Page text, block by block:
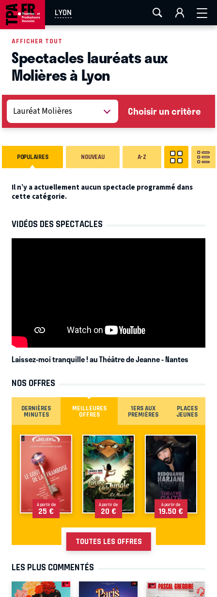
LYON
AIX-MARSEILLE LA ROCHELLE
EN TOURNÉE
AFFICHER TOUT
Spectacles lauréats aux
Molières à Lyon
Choisir un critère
POPULAIRES NOUVEAU A-Z
Il n’y a actuellement aucun spectacle programmé dans
cette catégorie.
VIDÉOS DES SPECTACLES
Laissez-moi tranquille ! au Théâtre de Jeanne- Nantes
NOS OFFRES
DERNIÈRES
MINUTES
MEILLEURES
OFFRES
1ERS AUX
PREMIÈRES
PLACES
JEUNES
À partir de
25 €
À partir de
20 €
À partir de
19.50 €
TOUTES LES OFFRES
LES PLUS COMMENTÉS